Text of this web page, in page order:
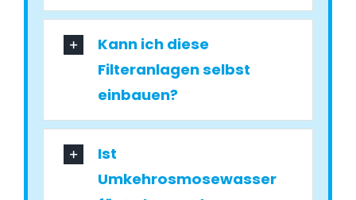
Kann ich diese
Filteranlagen selbst
einbauen?
Ist
Umkehrosmosewasser